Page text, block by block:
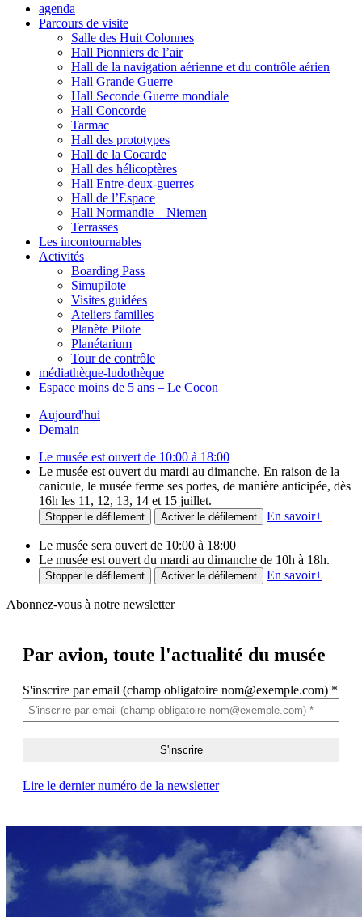
agenda
Parcours de visite
Salle des Huit Colonnes
Hall Pionniers de l’air
Hall de la navigation aérienne et du contrôle aérien
Hall Grande Guerre
Hall Seconde Guerre mondiale
Hall Concorde
Tarmac
Hall des prototypes
Hall de la Cocarde
Hall des hélicoptères
Hall Entre-deux-guerres
Hall de l’Espace
Hall Normandie – Niemen
Terrasses
Les incontournables
Activités
Boarding Pass
Simupilote
Visites guidées
Ateliers familles
Planète Pilote
Planétarium
Tour de contrôle
médiathèque-ludothèque
Espace moins de 5 ans – Le Cocon
Aujourd'hui
Demain
Le musée est ouvert de 10:00 à 18:00
Le musée est ouvert du mardi au dimanche. En raison de la
canicule, le musée ferme ses portes, de manière anticipée, dès
16h les 11, 12, 13, 14 et 15 juillet.
Stopper le défilement Activer le défilement En savoir+
Le musée sera ouvert de 10:00 à 18:00
Le musée est ouvert du mardi au dimanche de 10h à 18h.
Stopper le défilement Activer le défilement En savoir+
Abonnez-vous à notre newsletter
Par avion, toute l'actualité du musée
S'inscrire par email (champ obligatoire nom@exemple.com) *
Lire le dernier numéro de la newsletter